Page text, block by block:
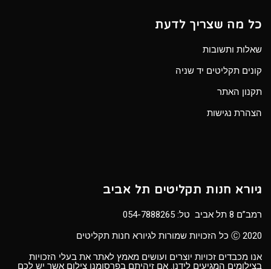
כל מה שצריך לדעת
שאלות ותשובות
קונים תקליטים יד שניה
תקנון האתר
הצהרת נגישות
גיורא חנות תקליטים תל אביב
רמב”ם 8 תל אביב טל:
054-7888265
Ⓒ 2020 כל הזכויות שמורות לגיורא חנות תקליטים
אנו מכבדים זכויות יוצרים ועושים מאמץ לאתר את בעלי הזכויות
בצילומים המגיעים לידנו. אם זיהיתם בפרסומנו צילום אשר יש לכם